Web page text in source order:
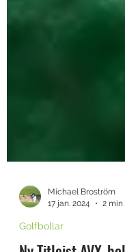
17 jan. 2024